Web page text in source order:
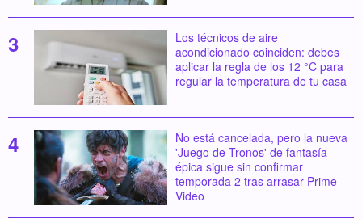
Los técnicos de aire
acondicionado coinciden: debes
aplicar la regla de los 12 °C para
regular la temperatura de tu casa
No está cancelada, pero la nueva
'Juego de Tronos' de fantasía
épica sigue sin confirmar
temporada 2 tras arrasar Prime
Video